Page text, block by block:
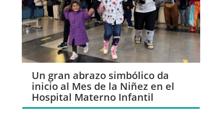
Un gran abrazo simbólico da
inicio al Mes de la Niñez en el
Hospital Materno Infantil